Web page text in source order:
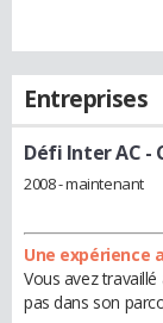
Entreprises
Défi Inter AC -
2008 - maintenant
Une expérience
Vous avez
pas dans son